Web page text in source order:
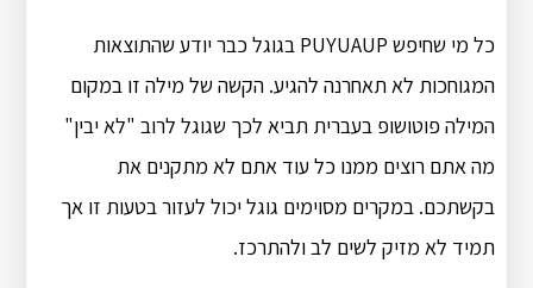
כל מי שחיפש PUYUAUP בגוגל כבר יודע שהתוצאות
המגוחכות לא תאחרנה להגיע. הקשה של מילה זו במקום
המילה פוטושופ בעברית תביא לכך שגוגל לרוב "לא יבין"
מה אתם רוצים ממנו כל עוד אתם לא מתקנים את
בקשתכם. במקרים מסוימים גוגל יכול לעזור בטעות זו אך
תמיד לא מזיק לשים לב ולהתרכז.